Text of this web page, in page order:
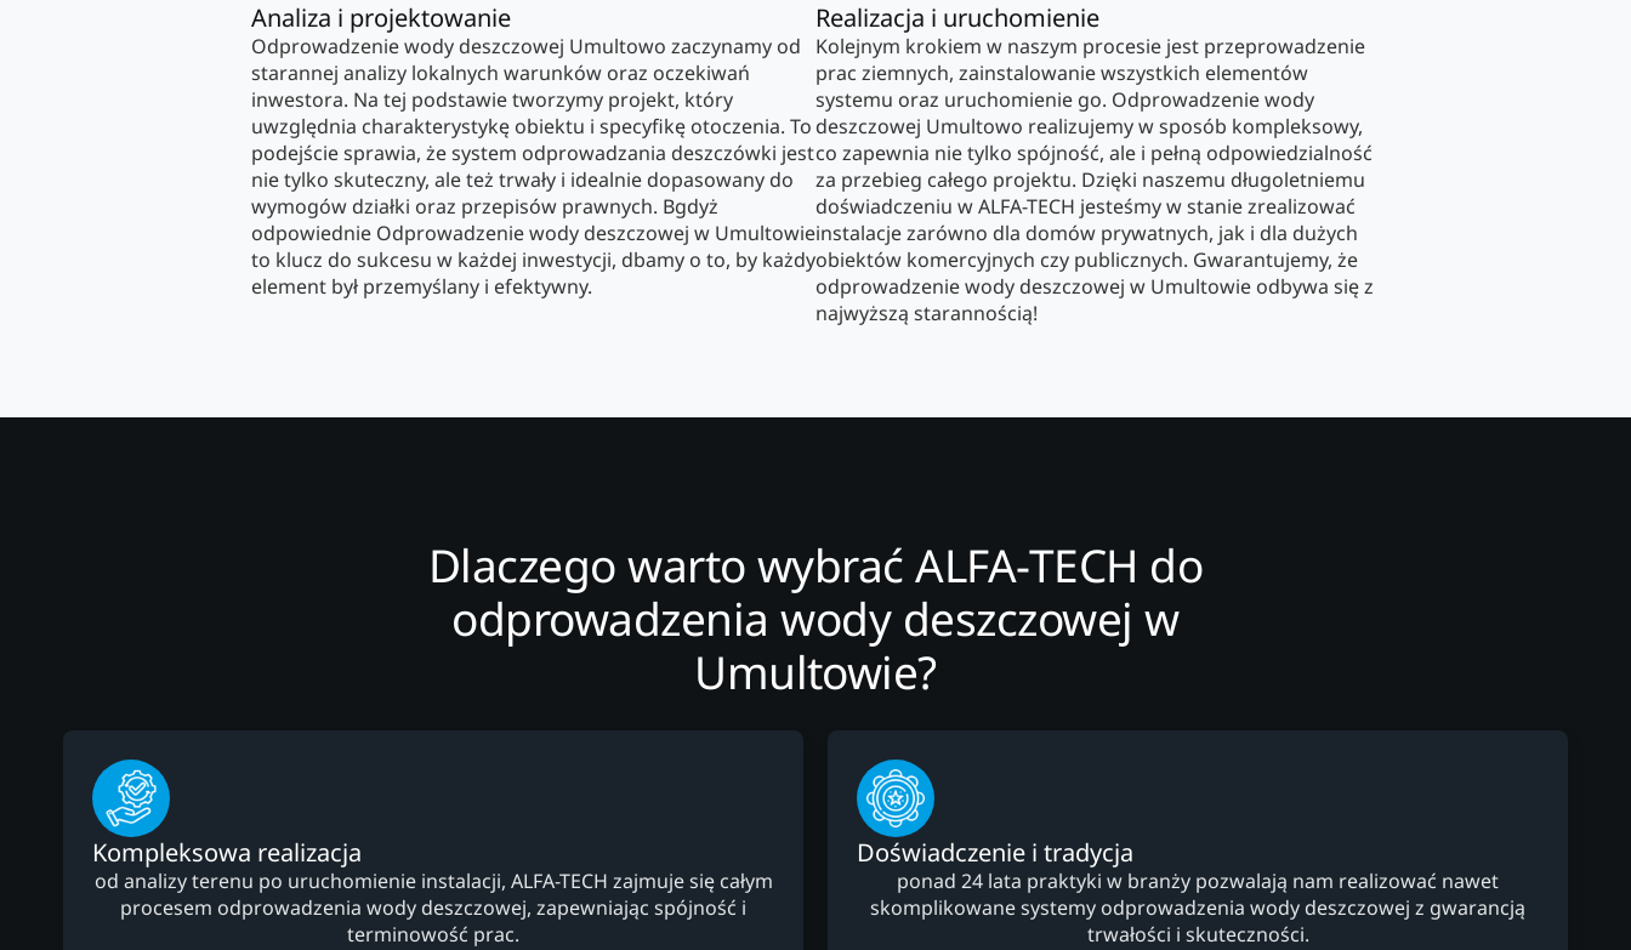
Analiza i projektowanie
Odprowadzenie wody deszczowej Umultowo zaczynamy od
starannej analizy lokalnych warunków oraz oczekiwań
inwestora. Na tej podstawie tworzymy projekt, który
uwzględnia charakterystykę obiektu i specyfikę otoczenia. To
podejście sprawia, że system odprowadzania deszczówki jest
nie tylko skuteczny, ale też trwały i idealnie dopasowany do
wymogów działki oraz przepisów prawnych. Bgdyż
odpowiednie Odprowadzenie wody deszczowej w Umultowie
to klucz do sukcesu w każdej inwestycji, dbamy o to, by każdy
element był przemyślany i efektywny.
Realizacja i uruchomienie
Kolejnym krokiem w naszym procesie jest przeprowadzenie
prac ziemnych, zainstalowanie wszystkich elementów
systemu oraz uruchomienie go. Odprowadzenie wody
deszczowej Umultowo realizujemy w sposób kompleksowy,
co zapewnia nie tylko spójność, ale i pełną odpowiedzialność
za przebieg całego projektu. Dzięki naszemu długoletniemu
doświadczeniu w ALFA-TECH jesteśmy w stanie zrealizować
instalacje zarówno dla domów prywatnych, jak i dla dużych
obiektów komercyjnych czy publicznych. Gwarantujemy, że
odprowadzenie wody deszczowej w Umultowie odbywa się z
najwyższą starannością!
Dlaczego warto wybrać ALFA-TECH do
odprowadzenia wody deszczowej w
Umultowie?
Kompleksowa realizacja
od analizy terenu po uruchomienie instalacji, ALFA-TECH zajmuje się całym
procesem odprowadzenia wody deszczowej, zapewniając spójność i
terminowość prac.
Doświadczenie i tradycja
ponad 24 lata praktyki w branży pozwalają nam realizować nawet
skomplikowane systemy odprowadzenia wody deszczowej z gwarancją
trwałości i skuteczności.